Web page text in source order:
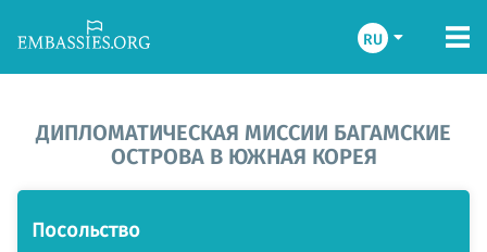
RU
ДИПЛОМАТИЧЕСКАЯ МИССИИ БАГАМСКИЕ
ОСТРОВА В ЮЖНАЯ КОРЕЯ
Посольство